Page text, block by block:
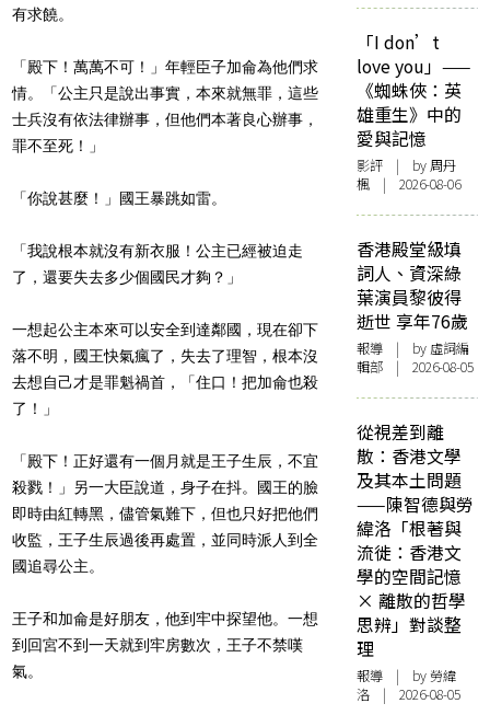
有求饒。
「殿下！萬萬不可！」年輕臣子加侖為他們求
情。「公主只是說出事實，本來就無罪，這些
士兵沒有依法律辦事，但他們本著良心辦事，
罪不至死！」
「你說甚麼！」國王暴跳如雷。
「我說根本就沒有新衣服！公主已經被迫走
了，還要失去多少個國民才夠？」
一想起公主本來可以安全到達鄰國，現在卻下
落不明， 國王快氣瘋了，失去了理智，根本沒
去想自己才是罪魁禍首，「住口！把加侖也殺
了！」
「殿下！正好還有一個月就是王子生辰，不宜
殺戮！」
另一大臣說道，身子在抖。國王的臉
即時由紅轉黑，儘管氣難下，但也只好把他們
收監，王子生辰過後再處置， 並同時派人到全
國追尋公主。
王子和加侖是好朋友，他到牢中探望他。一想
到回宮不到一天就到牢房數次，王子不禁嘆
氣。
「I don’t
love you」——
《蜘蛛俠：英
雄重生》中的
愛與記憶
影評 | by周丹
楓 | 2026-08-06
香港殿堂級填
詞人、資深綠
葉演員黎彼得
逝世 享年76歲
報導 | by 虛詞編
輯部 | 2026-08-05
從視差到離
散：香港文學
及其本土問題
——陳智德與勞
緯洛「根著與
流徙：香港文
學的空間記憶
× 離散的哲學
思辨」對談整
理
報導 | by 勞緯
洛 | 2026-08-05